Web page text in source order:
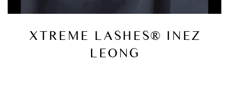
XTREME LASHES® INEZ
LEONG